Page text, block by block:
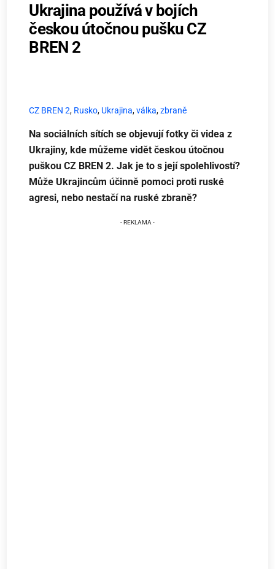
Ukrajina používá v bojích
českou útočnou pušku CZ
BREN 2
CZ BREN 2, Rusko, Ukrajina,válka,zbraně
Na sociálních sítích se objevují fotky či videa z
Ukrajiny, kde můžeme vidět českou útočnou
puškou CZ BREN 2. Jak je to s její spolehlivostí?
Může Ukrajincům účinně pomoci proti ruské
agresi, nebo nestačí na ruské zbraně?